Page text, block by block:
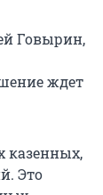
Говырин,
ждет
казенных,
Это